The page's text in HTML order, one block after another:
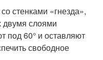
стенками «гнезда»,
двумя слоями
под 60° и оставляют
свободное